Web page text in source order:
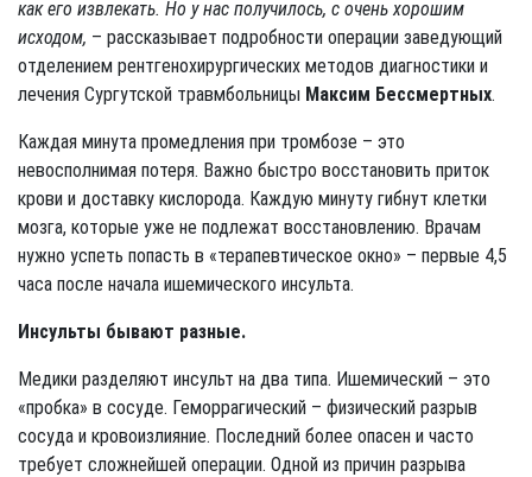
как его извлекать. Но у нас получилось, с очень хорошим
исходом, – рассказывает подробности операции заведующий
отделением рентгенохирургических методов диагностики и
лечения Сургутской травмбольницы Максим Бессмертных.
Каждая минута промедления при тромбозе – это
невосполнимая потеря. Важно быстро восстановить приток
крови и доставку кислорода. Каждую минуту гибнут клетки
мозга, которые уже не подлежат восстановлению. Врачам
нужно успеть попасть в «терапевтическое окно» – первые 4,5
часа после начала ишемического инсульта.
Инсульты бывают разные.
Медики разделяют инсульт на два типа. Ишемический – это
«пробка» в сосуде. Геморрагический – физический разрыв
сосуда и кровоизлияние. Последний более опасен и часто
требует сложнейшей операции. Одной из причин разрыва